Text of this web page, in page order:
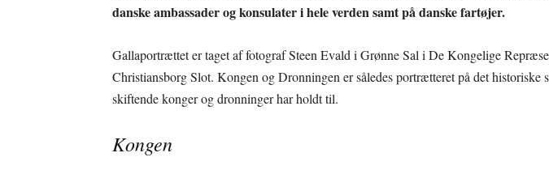
danske ambassader og konsulater i hele verden samt på danske fartøjer.
Gallaportrættet er taget af fotograf Steen Evald i Grønne Sal i De Kongelige
Christiansborg Slot. Kongen og Dronningen er således portrætteret på det historiske
skiftende konger og dronninger har holdt til.
Kongen